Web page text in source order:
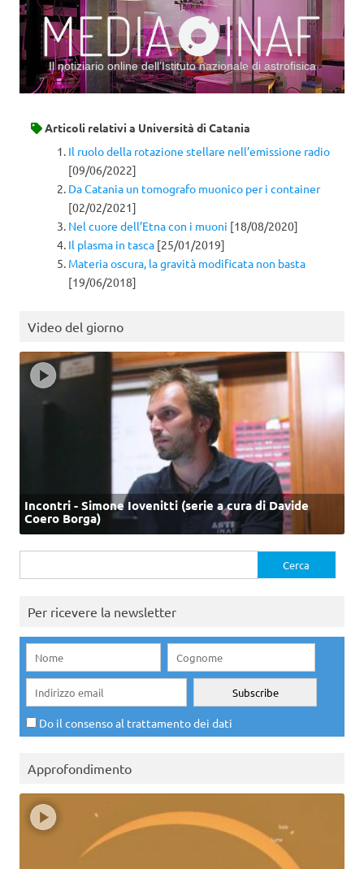
Il notiziario online dell’Istituto nazionale di astrofisica
Articoli relativi a Università di Catania
Il ruolo della rotazione stellare nell’emissione radio
[09/06/2022]
Da Catania un tomografo muonico per i container
[02/02/2021]
Nel cuore dell’Etna con i muoni [18/08/2020]
Il plasma in tasca [25/01/2019]
Materia oscura, la gravità modificata non basta
[19/06/2018]
Video del giorno
Incontri - Simone Iovenitti (serie a cura di Davide
Coero Borga)
per:
Per ricevere la newsletter
Do il consenso al trattamento dei dati
Approfondimento